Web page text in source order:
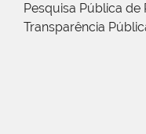
Pesquisa Pública de
Transparência